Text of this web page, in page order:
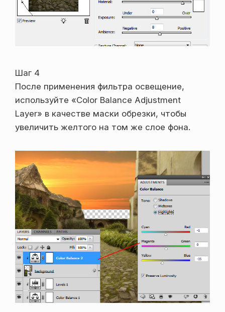
Шаг 4
После применения фильтра освещение,
используйте «Color Balance Adjustment
Layer» в качестве маски обрезки, чтобы
увеличить желтого на том же слое фона.